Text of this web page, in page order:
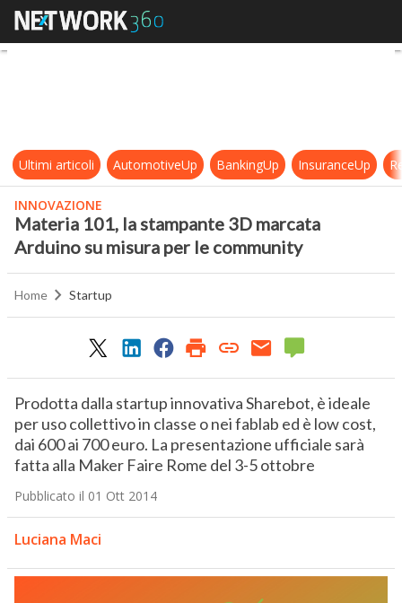
Materia 101, la stampante 3D
Ultimi articoli AutomotiveUp BankingUp InsuranceUp
INNOVAZIONE
Materia 101, la stampante 3D marcata
Arduino su misura per le community
Home Startup
Prodotta dalla startup innovativa Sharebot, è ideale
per uso collettivo in classe o nei fablab ed è low cost,
dai 600 ai 700 euro. La presentazione ufficiale sarà
fatta alla Maker Faire Rome del 3-5 ottobre
Pubblicato il 01 Ott 2014
Luciana Maci